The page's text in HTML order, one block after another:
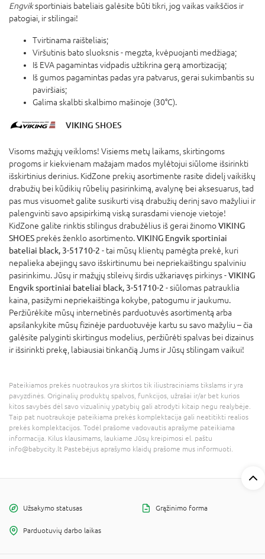
Engviksportiniais bateliais galėsite būti tikri, jog vaikas vaikščios ir
patogiai, ir stilingai!
Tvirtinama raišteliais;
Viršutinis bato sluoksnis - megzta, kvėpuojanti medžiaga;
Iš EVA pagamintas vidpadis užtikrina gerą amortizaciją;
Iš gumos pagamintas padas yra patvarus, gerai sukimbantis su
paviršiais;
Galima skalbti skalbimo mašinoje (30°C).
VIKING SHOES
Visoms mažųjų veikloms! Visiems metų laikams, skirtingoms
progoms ir kiekvienam mažajam mados mylėtojui siūlome išsirinkti
išskirtinius derinius. KidZone prekių asortimente rasite didelį vaikiškų
drabužių bei kūdikių rūbelių pasirinkimą, avalynę bei aksesuarus, tad
pas mus visuomet galite susikurti visą drabužių derinį savo mažyliui ir
palengvinti savo apsipirkimą viską surasdami vienoje vietoje!
KidZone galite rinktis stilingus drabužėlius iš gerai žinomoVIKING
SHOES prekės ženklo asortimento.VIKING Engvik sportiniai
bateliai black, 3-51710-2 - tai mūsų klientų pamėgta prekė, kuri
nepalieka abejingų savo išskirtinumu bei nepriekaištingu spalviniu
pasirinkimu. Jūsų ir mažųjų stileivų širdis užkariavęs pirkinys -VIKING
Engvik sportiniai bateliai black, 3-51710-2 - siūlomas patrauklia
kaina, pasižymi nepriekaištinga kokybe, patogumu ir jaukumu.
Peržiūrėkite mūsų internetinės parduotuvės asortimentą arba
apsilankykite mūsų fizinėje parduotuvėje kartu su savo mažyliu – čia
galėsite palyginti skirtingus modelius, peržiūrėti spalvas bei dizainus
ir išsirinkti prekę, labiausiai tinkančią Jums ir Jūsų stilingam vaikui!
Pateikiamos prekės nuotraukos yra skirtos tik iliustraciniams tikslams ir yra
pavyzdinės. Originalių produktų spalvos, funkcijos, užrašai ir/ar bet kurios
kitos savybės dėl savo vizualinių ypatybių gali atrodyti kitaip negu realybėje.
Taip pat nuotraukoje pateikiama prekės komplektacija gali neatitikti realios
prekės komplektacijos. Todėl prašome vadovautis aprašyme pateikiama
informacija. Kilus klausimams, laukiame Jūsų kreipimosi el. paštu
info@babycity.lt Pastebėjus aprašymo klaidų prašome mus informuoti.
Užsakymo statusas Grąžinimo forma
Parduotuvių darbo laikas